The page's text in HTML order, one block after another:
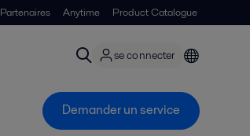
Partenaires Anytime Product Catalogue
se connecter
Demander un service